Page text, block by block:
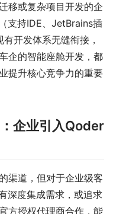
移或复杂项目开发的企
支持IDE、JetBrains插
开发体系无缝衔接，
企的智能座舱开发，都
提升核心竞争力的重要
企业引入Qoder
渠道，但对于企业级客
深度集成需求，或追求
方授权代理商合作，能